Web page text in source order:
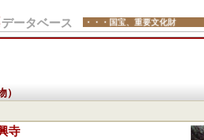
データベース ・・・国宝、
寺